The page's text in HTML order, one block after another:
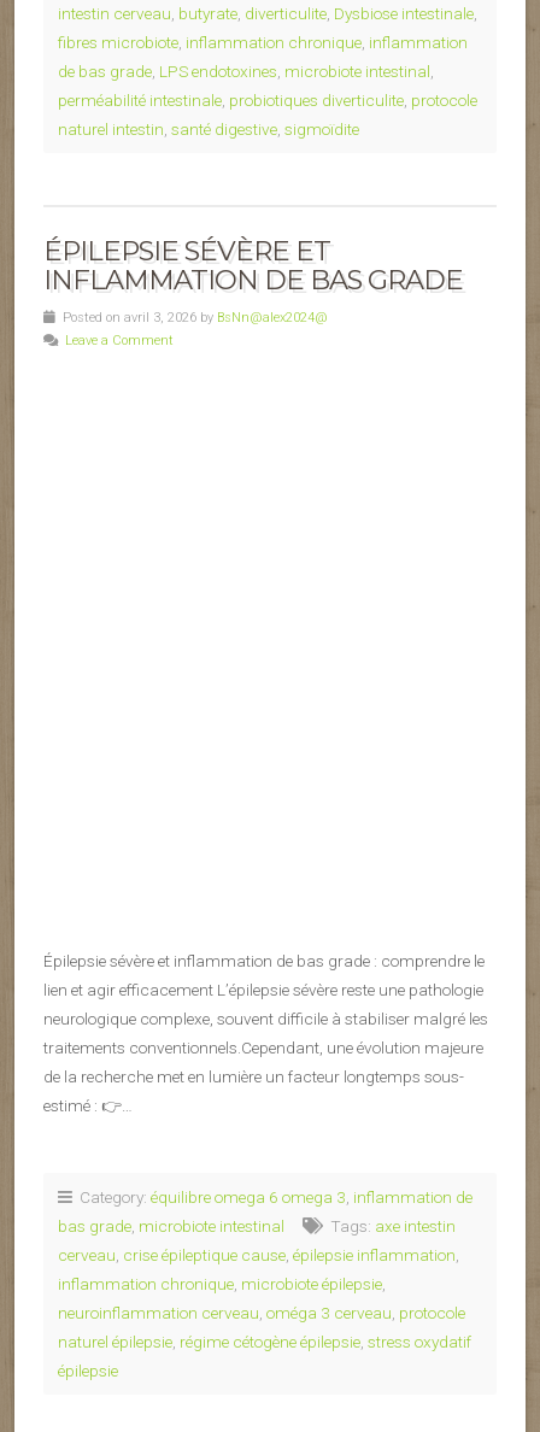
intestin cerveau butyrate diverticulite Dysbiose intestinale
fibres microbiote inflammation chronique inflammation
de bas grade LPS endotoxines microbiote intestinal
perméabilité intestinale probiotiques diverticulite protocole
naturel intestin santé digestive sigmoïdite
ÉPILEPSIE SÉVÈRE ET
INFLAMMATION DE BAS GRADE
Posted on avril 3, 2026 by BsNn@alex2024@
Leave a Comment
Épilepsie sévère et inflammation de bas grade : comprendre le
lien et agir efficacement L’épilepsie sévère reste une pathologie
neurologique complexe, souvent difficile à stabiliser malgré les
traitements conventionnels.Cependant, une évolution majeure
de la recherche met en lumière un facteur longtemps sous-
estimé : 👉…
Category: équilibre omega 6 omega 3 inflammation de
bas grade microbiote intestinal Tags: axe intestin
cerveau crise épileptique cause épilepsie inflammation
inflammation chronique microbiote épilepsie
neuroinflammation cerveau oméga 3 cerveau protocole
naturel épilepsie régime cétogène épilepsie stress oxydatif
épilepsie